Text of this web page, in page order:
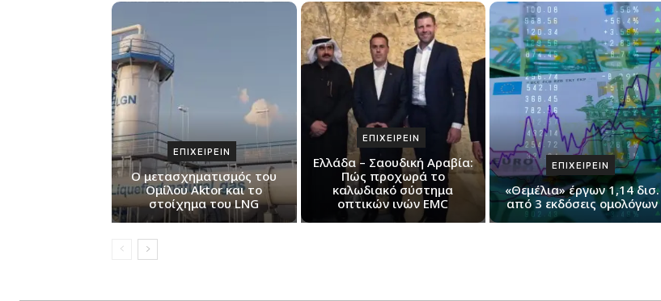
ΕΠΙΧΕΙΡΕΙΝ
Ο μετασχηματισμός του
Ομίλου Aktor και το
στοίχημα του LNG
ΕΠΙΧΕΙΡΕΙΝ
Ελλάδα – Σαουδική Αραβία:
Πώς προχωρά το
καλωδιακό σύστημα
οπτικών ινών EMC
ΕΠΙΧΕΙΡΕΙΝ
«Θεμέλια» έργων 1,14 δισ.
από 3 εκδόσεις ομολόγων